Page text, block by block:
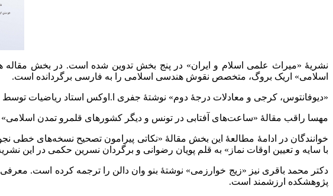
نشریۀ «میراث علمی اسلام و ایران» در پنج بخش تدوین شده است. در بخش
اسلامی» اریک بروگ، متخصص نقوش هندسی اسلامی را به فارسی برگردانده است.
«دیوفانتوس، کرجی و‌ معادلات درجۀ دوم» نوشتۀ جفری ا.اوکس استاد ریاضیات
مهسا راقب مقالۀ «ساعت‌های آفتابی در تونس و دیگر کشورهای قلمرو تمدن
خوانندگان در ادامۀ مطالعۀ این بخش مقالۀ «نکاتی پیرامون تصحیح نسخه‌های خطی
با سایه و تعیین اوقات نماز» به قلم پویان رضوانی و برگردان نسرین حکمی در این
دکتر محمد باقری نیز «زیج خوارزمی» نوشتۀ بنو وان دالن را ترجمه کرده است.
پژوهشکده ارزشمند است.